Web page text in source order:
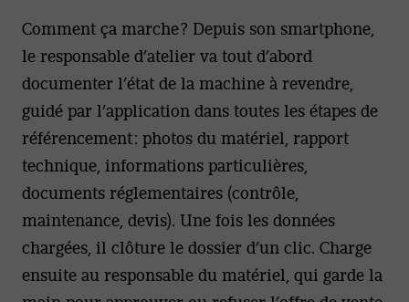
Comment ça marche ? Depuis son smartphone,
le responsable d’atelier va tout d’abord
documenter l’état de la machine à revendre,
guidé par l’application dans toutes les étapes de
référencement : photos du matériel, rapport
technique, informations particulières,
documents réglementaires (contrôle,
maintenance, devis). Une fois les données
chargées, il clôture le dossier d’un clic. Charge
ensuite au responsable du matériel, qui garde la